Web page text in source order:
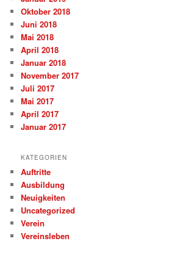
Oktober 2018
Juni 2018
Mai 2018
April 2018
Januar 2018
November 2017
Juli 2017
Mai 2017
April 2017
Januar 2017
KATEGORIEN
Auftritte
Ausbildung
Neuigkeiten
Uncategorized
Verein
Vereinsleben